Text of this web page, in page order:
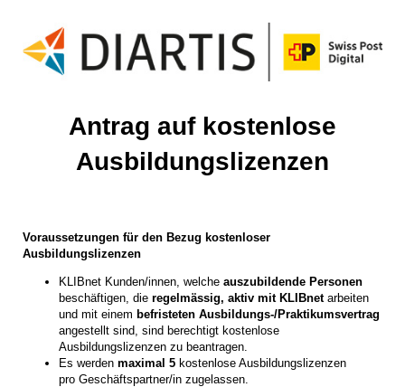
Antrag auf kostenlose
Ausbildungslizenzen
Voraussetzungen für den Bezug kostenloser
Ausbildungslizenzen
KLIBnet Kunden/innen, welche auszubildende Personen
beschäftigen, die regelmässig, aktiv mit KLIBnetarbeiten
und mit einem befristeten Ausbildungs-/Praktikumsvertrag
angestellt sind, sind berechtigt kostenlose
Ausbildungslizenzen zu beantragen.
Es werden maximal 5 kostenlose Ausbildungslizenzen
pro Geschäftspartner/in zugelassen.